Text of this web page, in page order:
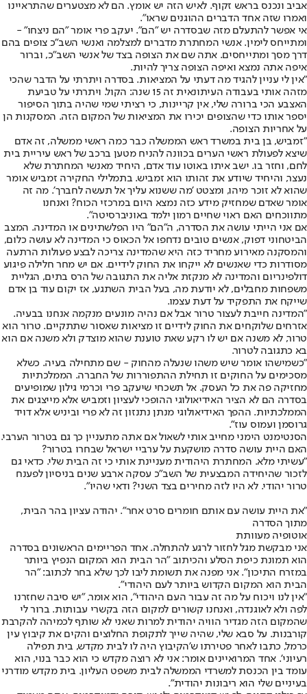
אביב ונכנס בראש זקוף. לאיש הזה יש אומץ. הם לא מצטערים שהתראיינו
ואמרו שזה אחד הדברים ההוגנים שראו".
אי אפשר להתעלם מזה שבסדרה יש "הם". יעקב פרי אומר "הם ניצחו" -
ומתייחס לימין. אנשי המחתרת מדברים למצלמה ואנשי השב"כ צופים בהם
דרך מסך ומתייחסים. אתה שם את הצופה בצד של אנשי השב"כ, וברור
איפה אתה נמצא ואיפה הצופה צריך להיות.
"אין לי עניין להגיד מה דעתי על המציאות. בסדרה ויתרתי על הדבר שהכי
מזהה אותי בעבודה העיתונאית זה 15 שנה: הקול. ויתרתי על טביעת
האצבע הכי ברורה שלי, אין קריינות, כי רציתי שמי שהיה בתוך הסיפור
יספר אותו כדי שהצופים יכירו את המציאות של המקום הזה. המסקנות הן
על אחריות הצופה.
"זמביש, בן בית במשרד ראש הממשלה כבר כמה ראשי ממשלה, זה אדם
שיצא לפעולת ראשי הערים בכוונה להניח מטען ברכב של ראש עיריית בית
לחם, וחזר בו. ישב איתו באוטו עוד אדם, היחיד מאנשי המחתרת שלא
נעצר, והיחיד שיודע את זהותו הוא זמביש. בתמלילי החקירה זמביש אומר
שהוא לא זוכר מיהו, ומצטט 'מה ששנוא עליך אל תעשה לחברך'. מה זה
אומר שאדם שמחזיק מידע כזה נמצא היום במרכזי הכוח? ואנחנו
מתווכחים האם ראוי שחיים רמון ילמד באוניברסיטה".
אם אני הייתי עושה את הסדרה, ה"הם" היו הפלשתינים או המדינה. המצב
הביטחוני דפוק, אנשים טובים נדחפו אל הכאוס כי המדינה לא עושה כלום,
והמסקנה מאירוע מחריד כזה היא שהמדינה צריכה לבצע פעולות הרתעה
מסודרות כדי שאנשים לא ייקחו את החוק לידיים. אם יש מחר חלילה פיגוע
דולפינריום והמדינה לא מנקזת אליה את התגובה של הרס בתים, הגליית
משפחות מחבלים, לא יודעת מה, בעל הבית השתגע, אז יקום עוד בן אדם
שייקח את התפקיד על דעת עצמו.
"המדינה חייבת לעצור טרור אבל אם נהיה מונעים מנקמה אנחנו בבעיה.
אזרחים שלוקחים את החוק לידיים זו מציאות שאסור שתתקיים. טרור הוא
טרור, לא משנה אם יש לו רקע שאת טוענת שהוא מוצדק ולא משנה אם הוא
בא כתגובה לטרור.
"כשמישהו אומר שיש משהו שנעלה מהחוק - שם מתחילה בעיה. כשלא
מסכימים על החוקים זו תחילת ההתפוררות של החברה. הממלכתיות
מחזיקה פה את כל העסק. אל תשכחי שיעקב פרי וכרמי גילון שמופיעים
בסדרה הם לא הציר האידיאולוגי ההופכי לעציון וזמביש אלא מייצגים את
הממלכתיות. ההפך האידיאולוגי מנתן נתנזון זה לא פרי וביניש אלא דויד
גרוסמן ועמוס עוז".
הסנטימנט הימני מחייב אותי לשאול אם אתה מתעניין כך גם בטרור הערבי.
האם היית עושה סדרה מושקעת על ערביי ישראל שבחרו בטרור?
"עשיתי מלא. המחתרת היהודית מעניינת אותי כי זה הבית שלי. כדאי גם
לזכור שהיחידה המבצעית של השב"כ עסקה ארבע שנים בניסיון לפענח
טרור יהודי. לא היו לזה מחירים בצד השני? ודאי שהיו".
"את היית עושה עם אותם חומרים סרט אחר". יהודה עציון בהר הבית,
מתוך הסדרה
אוטופיה מעוותת
אני מבקשת מגל לחזור לרגע להתחלה. אחד הפריימים הראשונים בסדרה
הוא תמונת כיפת הסלע והכיתוב "הר הבית הוא המקום הנפיץ ביותר
במזרח התיכון". אני מפנה את תשומת ליבו לכך שלא בחר לכתוב: "הר
הבית הוא המקום הקדוש ביותר לעם היהודי".
"אין לנו ויכוח על מה זה עבור העם היהודי", הוא אומר, "יש סיבה שחזרנו
לפה ולא לאוגנדה, ואנחנו קשורים למקום הזה בקשרי עבותות. ברור לי
שהמקום הזה מגדיר הוויה יהודית למרות שאני לא שותף לכמיהה להקרבת
קורבנות. על סבא שלי, שהיה שייך לתקופת החלוצים והקים את קיבוץ עין
כרמל, כתבו לאחר פטירתו ש'הקיבוץ היה לו לבית מקדש, בית תפילה
רעיוני'. אחד המרואיינים אומר: אני לא רוצה מקדש כי הוא כבר בנוי, הוא
עומד בין הכנסת למשרדי הממשלה לבית משפט העליון. בית מקדש מודרני
בעיניים שלי הוא ריבונות יהודית".